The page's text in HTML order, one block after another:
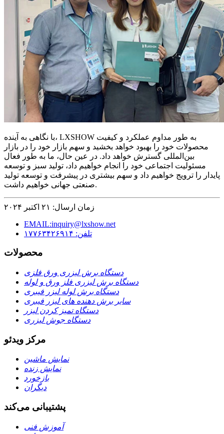
با نگاهی به آینده، LXSHOW به طور مداوم عملکرد و کیفیت
محصولات خود را بهبود خواهد بخشید و سهم بازار خود را در بازار
بین‌المللی گسترش خواهد داد. در عین حال، ما به طور فعال
مسئولیت اجتماعی خود را انجام خواهیم داد، تولید سبز و توسعه
پایدار را ترویج خواهیم داد و سهم بیشتری در پیشرفت و توسعه تولید
صنعتی جهانی خواهیم داشت.
زمان ارسال: ۲۱ اکتبر ۲۰۲۴
EMAIL:inquiry@lxshow.net
تلفن: ۱۷۷۶۳۴۲۶۹۱۴
محصولات
دستگاه برش لیزری ورق فلزی
دستگاه برش لیزری فلز ورق و لوله
دستگاه برش لوله لیزر فیبری
سایر برش دهنده های لیزر فیبری
دستگاه تمیز کردن لیزر
دستگاه جوش لیزری
مرکز ویدئو
نمایش ماشین
نمایش زنده
بازخورد
دیگران
پشتیبانی می‌کند
آموزش فنی